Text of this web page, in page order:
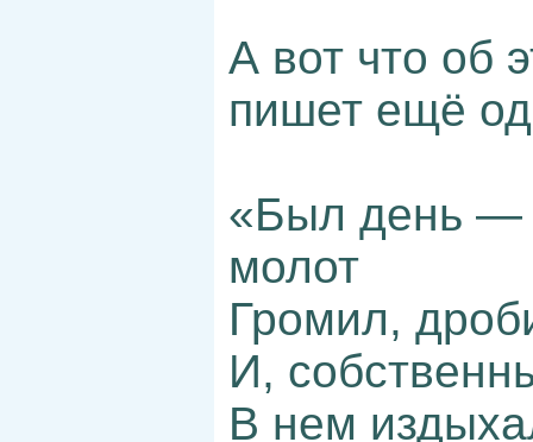
А вот что об
пишет ещё
«Был день —
молот
Громил,
И,
В нем